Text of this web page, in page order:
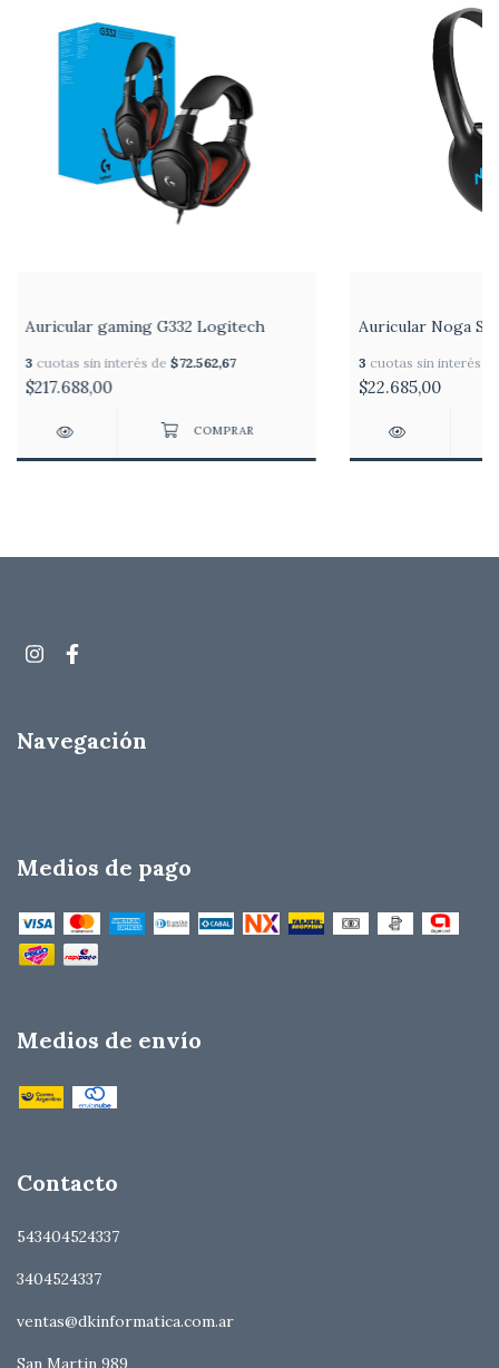
Auricular gaming G332 Logitech
3 cuotas sin interés de $72.562,67
$217.688,00
Auricular Noga
3 cuotas sin interés
$22.685,00
Navegación
Medios de pago
Medios de envío
Contacto
543404524337
3404524337
ventas@dkinformatica.com.ar
San Martin 989